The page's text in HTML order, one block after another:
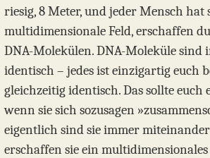
riesig, 8 Meter, und jeder Mensch hat
multidimensionale Feld, erschaffen
DNA-Molekülen. DNA-Moleküle sind
identisch – jedes ist einzigartig euch
gleichzeitig identisch. Das sollte euch
wenn sie sich sozusagen
eigentlich sind sie immer
erschaffen sie ein